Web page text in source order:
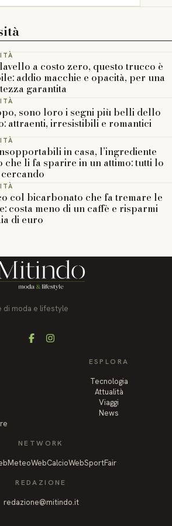
a costo zero, questo trucco è
addio macchie e opacità, per una
garantita
sono loro i segni più belli dello
attraenti, irresistibili e romantici
in casa, l’ingrediente
che li fa sparire in un attimo: tutti lo
col bicarbonato che fa tremare le
costa meno di un caffè e risparmi
di euro
di moda e lifestyle
FacebookInstagram
ESPLORA
Tecnologia
Attualità
Viaggi
News
NETWORK
MeteoWebCalcioWebSportFair
REDAZIONE
redazione@mitindo.it